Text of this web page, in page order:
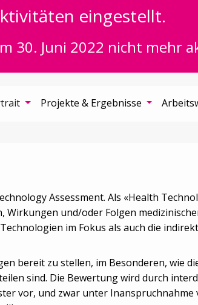
eingestellt.
30. Juni 2022 nicht mehr
Projekte & Ergebnisse
Assessment. Als «Health
Wirkungen und/oder Folgen
im Fokus als auch die
bereit zu stellen, im Besonderen, wie
sind. Die Bewertung wird durch
vor, und zwar unter Inanspruchnahme